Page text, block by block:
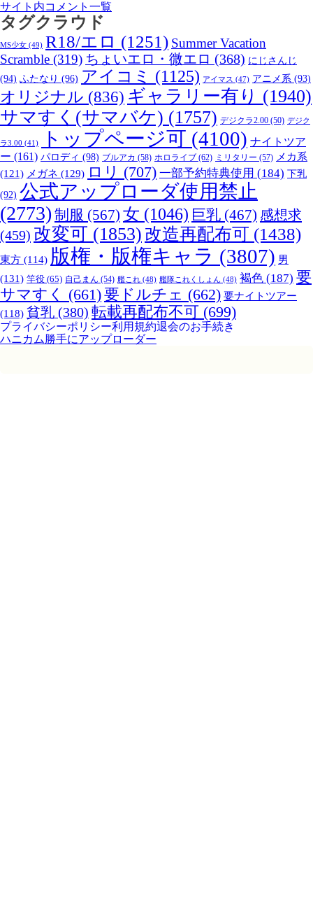
サイト内コメント一覧
タグクラウド
MS少女 (49) R18/エロ (1251) Summer Vacation
Scramble (319) ちょいエロ・微エロ (368) にじさんじ
(94) ふたなり (96) アイコミ (1125) アイマス (47) アニメ系 (93)
オリジナル (836) ギャラリー有り (1940)
サマすく(サマバケ) (1757) デジクラ2.00 (50) デジク
ラ3.00 (41) トップページ可 (4100) ナイトツア
ー (161) パロディ (98) ブルアカ (58) ホロライブ (62) ミリタリー (57) メカ系
(121) メガネ (129) ロリ (707) 一部予約特典使用 (184) 下乳
(92) 公式アップローダ使用禁止
(2773) 制服 (567) 女 (1046) 巨乳 (467) 感想求
(459) 改変可 (1853) 改造再配布可 (1438)
東方 (114) 版権・版権キャラ (3807) 男
(131) 竿役 (65) 自己まん (54) 艦これ (48) 艦隊これくしょん (48) 褐色 (187) 要
サマすく
(661)要ドルチェ (662) 要ナイトツアー
(118) 貧乳 (380) 転載再配布不可 (699)
プライバシーポリシー利用規約退会のお手続き
ハニカム勝手にアップローダー